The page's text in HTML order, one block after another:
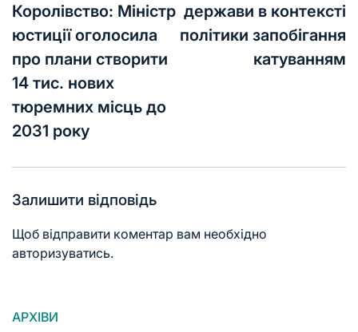
Королівство: Міністр
юстиції оголосила
про плани створити
14 тис. нових
тюремних місць до
2031 року
держави в контексті
політики запобігання
катуванням
Залишити відповідь
Щоб відправити коментар вам необхідно
авторизуватись.
АРХІВИ